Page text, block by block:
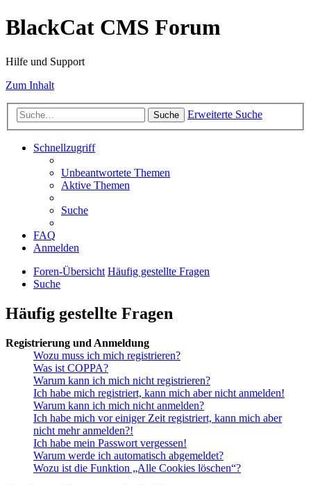
BlackCat CMS Forum
Hilfe und Support
Zum Inhalt
Suche Erweiterte Suche
Schnellzugriff
Unbeantwortete Themen
Aktive Themen
Suche
FAQ
Anmelden
Foren-Übersicht Häufig gestellte Fragen
Suche
Häufig gestellte Fragen
Registrierung und Anmeldung
Wozu muss ich mich registrieren?
Was ist COPPA?
Warum kann ich mich nicht registrieren?
Ich habe mich registriert, kann mich aber nicht anmelden!
Warum kann ich mich nicht anmelden?
Ich habe mich vor einiger Zeit registriert, kann mich aber
nicht mehr anmelden?!
Ich habe mein Passwort vergessen!
Warum werde ich automatisch abgemeldet?
Wozu ist die Funktion „Alle Cookies löschen“?